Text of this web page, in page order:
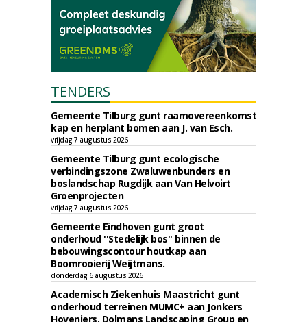
TENDERS
Gemeente Tilburg gunt raamovereenkomst
kap en herplant bomen aan J. van Esch.
vrijdag 7 augustus 2026
Gemeente Tilburg gunt ecologische
verbindingszone Zwaluwenbunders en
boslandschap Rugdijk aan Van Helvoirt
Groenprojecten
vrijdag 7 augustus 2026
Gemeente Eindhoven gunt groot
onderhoud ''Stedelijk bos'' binnen de
bebouwingscontour houtkap aan
Boomrooierij Weijtmans.
donderdag 6 augustus 2026
Academisch Ziekenhuis Maastricht gunt
onderhoud terreinen MUMC+ aan Jonkers
Hoveniers, Dolmans Landscaping Group en